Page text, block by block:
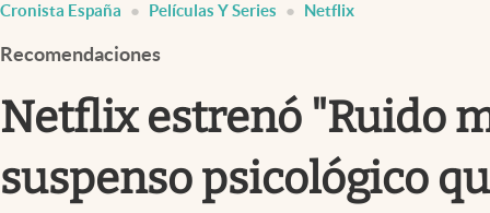
Cronista España Películas Y Series Netflix
Recomendaciones
Netflix estrenó "Ruido
suspenso psicológico